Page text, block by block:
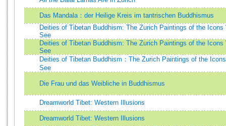
Das Mandala：der Heilige Kreis im tantrischen Buddhismus
Deities of Tibetan Buddhism: The Zurich Paintings of the Icons
See
Deities of Tibetan Buddhism: The Zurich Paintings of the Icons
See
Deities of Tibetan Buddhism：The Zurich Paintings of the
See
Die Frau und das Weibliche in Buddhismus
Dreamworld Tibet: Western Illusions
Dreamworld Tibet: Western Illusions